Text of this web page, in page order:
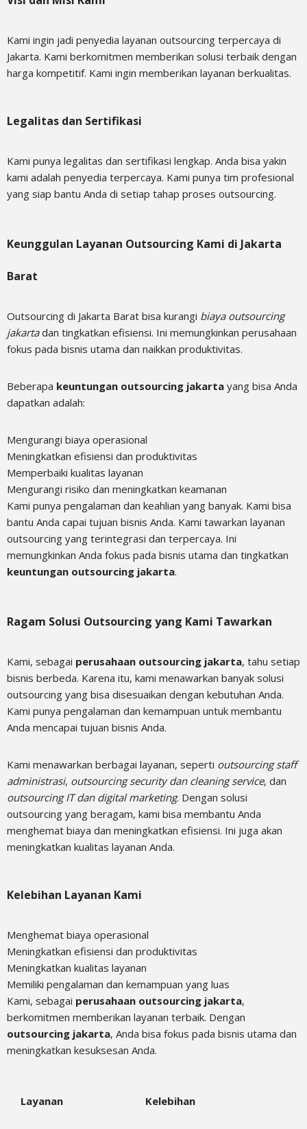
Kami ingin jadi penyedia layanan outsourcing terpercaya di
Jakarta. Kami berkomitmen memberikan solusi terbaik dengan
harga kompetitif. Kami ingin memberikan layanan berkualitas.
Legalitas dan Sertifikasi
Kami punya legalitas dan sertifikasi lengkap. Anda bisa yakin
kami adalah penyedia terpercaya. Kami punya tim profesional
yang siap bantu Anda di setiap tahap proses outsourcing.
Keunggulan Layanan Outsourcing Kami di Jakarta
Barat
Outsourcing di Jakarta Barat bisa kurangi biaya outsourcing
jakartadan tingkatkan efisiensi. Ini memungkinkan perusahaan
fokus pada bisnis utama dan naikkan produktivitas.
Beberapa keuntungan outsourcing jakarta yang bisa Anda
dapatkan adalah:
Mengurangi biaya operasional
Meningkatkan efisiensi dan produktivitas
Memperbaiki kualitas layanan
Mengurangi risiko dan meningkatkan keamanan
Kami punya pengalaman dan keahlian yang banyak. Kami bisa
bantu Anda capai tujuan bisnis Anda. Kami tawarkan layanan
outsourcing yang terintegrasi dan terpercaya. Ini
memungkinkan Anda fokus pada bisnis utama dan tingkatkan
keuntungan outsourcing jakarta.
Ragam Solusi Outsourcing yang Kami Tawarkan
Kami, sebagai perusahaan outsourcing jakarta, tahu setiap
bisnis berbeda. Karena itu, kami menawarkan banyak solusi
outsourcing yang bisa disesuaikan dengan kebutuhan Anda.
Kami punya pengalaman dan kemampuan untuk membantu
Anda mencapai tujuan bisnis Anda.
Kami menawarkan berbagai layanan, seperti outsourcing staff
administrasi, outsourcing security dan cleaning service, dan
outsourcing IT dan digital marketing. Dengan solusi
outsourcing yang beragam, kami bisa membantu Anda
menghemat biaya dan meningkatkan efisiensi. Ini juga akan
meningkatkan kualitas layanan Anda.
Kelebihan Layanan Kami
Menghemat biaya operasional
Meningkatkan efisiensi dan produktivitas
Meningkatkan kualitas layanan
Memiliki pengalaman dan kemampuan yang luas
Kami, sebagai perusahaan outsourcing jakarta,
berkomitmen memberikan layanan terbaik. Dengan
outsourcing jakarta, Anda bisa fokus pada bisnis utama dan
meningkatkan kesuksesan Anda.
Layanan Kelebihan